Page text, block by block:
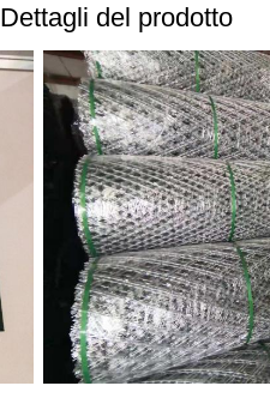
Dettagli del prodotto